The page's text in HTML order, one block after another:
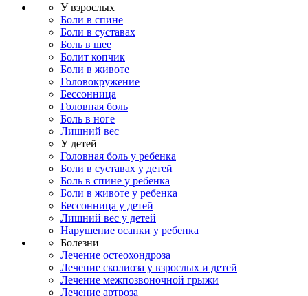
У взрослых
Боли в спине
Боли в суставах
Боль в шее
Болит копчик
Боли в животе
Головокружение
Бессонница
Головная боль
Боль в ноге
Лишний вес
У детей
Головная боль у ребенка
Боли в суставах у детей
Боль в спине у ребенка
Боли в животе у ребенка
Бессонница у детей
Лишний вес у детей
Нарушение осанки у ребенка
Болезни
Лечение остеохондроза
Лечение сколиоза у взрослых и детей
Лечение межпозвоночной грыжи
Лечение артроза